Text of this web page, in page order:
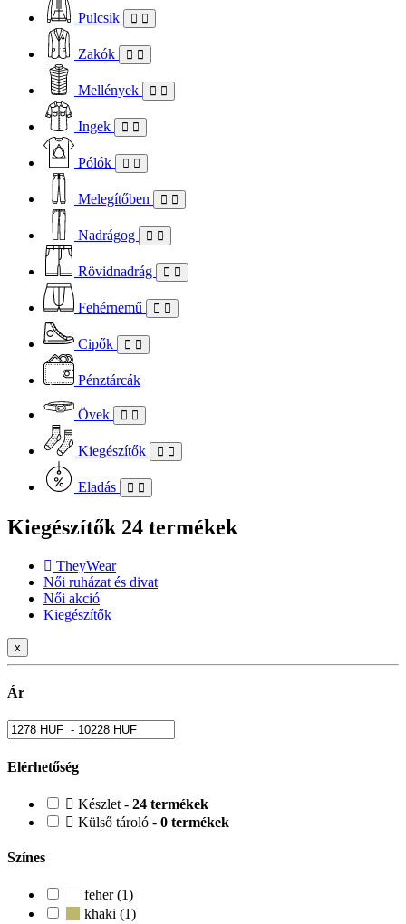
Pulcsik
Zakók
Mellények
Ingek
Pólók
Melegítőben
Nadrágog
Rövidnadrág
Fehérnemű
Cipők
Pénztárcák
Övek
Kiegészítők
Eladás
Kiegészítők 24 termékek
TheyWear
Női ruházat és divat
Női akció
Kiegészítők
x
Ár
Elérhetőség
Készlet - 24 termékek
Külső tároló - 0 termékek
Színes
feher (1)
khaki (1)